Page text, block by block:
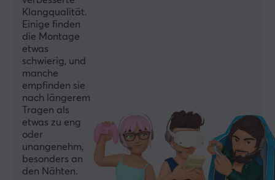
Klangqualität.
Einige finden
die Montage
etwas
schwierig, und
manche
empfinden sie
nach längerem
Tragen als
etwas zu eng
oder
unangenehm,
besonders an
den Nähten.